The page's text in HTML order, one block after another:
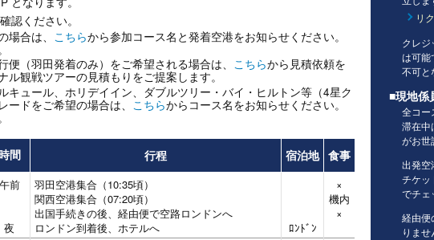
認ください。
場合は、
こちらから参加コース名と発着空港をお知らせください。
便（羽田発着のみ）をご希望される場合は、 こちらから見積依頼を
ル観戦ツアーの見積もりをご提案します。
キュール、ホリデイイン、ダブルツリー・バイ・ヒルトン等（4星ク
ドをご希望の場合は、 こちらからコース名をお知らせください。
時間 行程 宿泊地 食事
午前
夜
羽田空港集合（10:35頃）
関西空港集合（07:20頃）
出国手続きの後、経由便で空路ロンドンへ
ロンドン到着後、ホテルへ
ﾛﾝﾄﾞﾝ
×
機内
×
リ
クレ
は可能
不可と
■現地係
全コー
滞在中
がお世
出発空
チケッ
でチェ
経由便
りませ